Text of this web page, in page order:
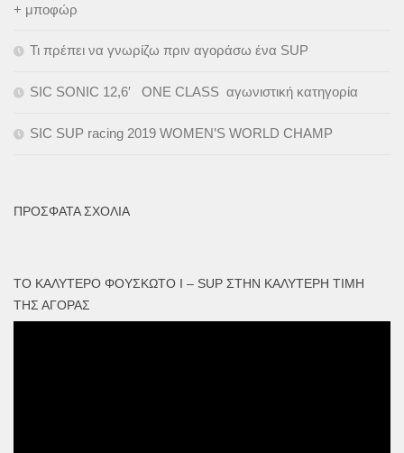
+ μποφώρ
Τι πρέπει να γνωρίζω πριν αγοράσω ένα SUP
SIC SONIC 12,6′ ONE CLASS αγωνιστική κατηγορία
SIC SUP racing 2019 WOMEN’S WORLD CHAMP
ΠΡΌΣΦΑΤΑ ΣΧΌΛΙΑ
ΤΟ ΚΑΛΎΤΕΡΟ ΦΟΥΣΚΩΤΟ I – SUP ΣΤΗΝ ΚΑΛΎΤΕΡΗ ΤΙΜΉ
ΤΗΣ ΑΓΟΡΆΣ